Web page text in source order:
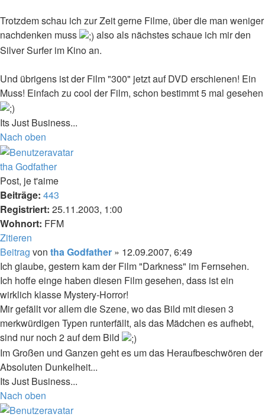
Trotzdem schau ich zur Zeit gerne Filme, über die man weniger
nachdenken muss
also als nächstes schaue ich mir den
Silver Surfer im Kino an.
Und übrigens ist der Film "300" jetzt auf DVD erschienen! Ein
Muss! Einfach zu cool der Film, schon bestimmt 5 mal gesehen
Its Just Business...
Nach oben
tha Godfather
Post, je t'aime
Beiträge: 443
Registriert: 25.11.2003, 1:00
Wohnort: FFM
Zitieren
Beitrag von tha Godfather » 12.09.2007, 6:49
Ich glaube, gestern kam der Film "Darkness" im Fernsehen.
Ich hoffe einge haben diesen Film gesehen, dass ist ein
wirklich klasse Mystery-Horror!
Mir gefällt vor allem die Szene, wo das Bild mit diesen 3
merkwürdigen Typen runterfällt, als das Mädchen es aufhebt,
sind nur noch 2 auf dem Bild
Im Großen und Ganzen geht es um das Heraufbeschwören der
Absoluten Dunkelheit...
Its Just Business...
Nach oben